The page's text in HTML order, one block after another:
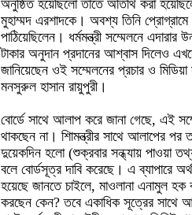
অনুষ্ঠিত হয়েছিলো তাতে অতিথি করা
মুহাম্মদ এরশাদকে। অবশ্য তিনি প্রোগ্রামে
পাঠিয়েছিলেন। ধর্মমন্ত্রী সম্মেলনে
টাকার অনুদান প্রদানের আশ্বাস দিলেও
জানিয়েছেন ওই সম্মেলনের প্রচার ও
মনসুরুল হাসান রায়ুপুরী।
বোর্ডে সাথে আলাপ করে জানা গেছে, এই
থাকছেন না। শিামন্ত্রীর সাথে আলাপের পর
দুয়েকদিন হলো (শুক্রবার সন্ধ্যায় পাওয়া
বলে বোর্ডসূত্র দাবি করেছে। এ ব্যাপারে
হয়েছে জানতে চাইলে, মাওলানা এনামুল হক
করছেন কেন? তবে একাধিক সূত্রের সাথে